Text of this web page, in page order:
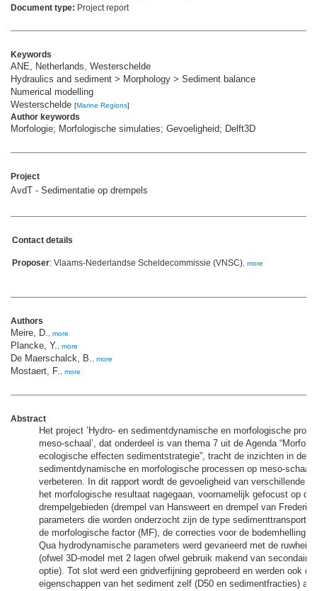
Document type: Project report
Keywords
ANE, Netherlands, Westerschelde
Hydraulics and sediment > Morphology > Sediment balance
Numerical modelling
Westerschelde [Marine Regions]
Author keywords
Morfologie; Morfologische simulaties; Gevoeligheid; Delft3D
Project
AvdT - Sedimentatie op drempels
Contact details
Proposer: Vlaams-Nederlandse Scheldecommissie (VNSC), more
Authors
Meire, D., more
Plancke, Y., more
De Maerschalck, B., more
Mostaert, F., more
Abstract
Het project ’Hydro- en sedimentdynamische en morfologische
meso-schaal’, dat onderdeel is van thema 7 uit de Agenda
ecologische effecten sedimentstrategie”, tracht de inzichten in de
sedimentdynamische en morfologische processen op meso-schaal
verbeteren. In dit rapport wordt de gevoeligheid van verschillende
het morfologische resultaat nagegaan, voornamelijk gefocust op de
drempelgebieden (drempel van Hansweert en drempel van
parameters die worden onderzocht zijn de type sedimenttransport
de morfologische factor (MF), de correcties voor de bodemhelling
Qua hydrodynamische parameters werd gevarieerd met de
(ofwel 3D-model met 2 lagen ofwel gebruik makend van secondaire
optie). Tot slot werd een gridverfijning geprobeerd en werden ook de
eigenschappen van het sediment zelf (D50 en sedimentfracties)